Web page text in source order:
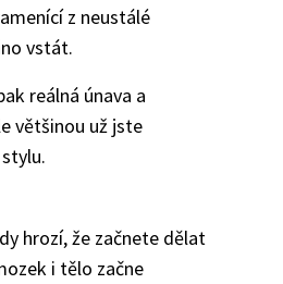
z neustálé
vstát.
reálná únava a
většinou už jste
hrozí, že začnete dělat
i tělo začne